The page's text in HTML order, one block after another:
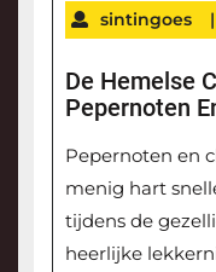
sintingoes |
De Hemelse
Pepernoten
Pepernoten en
menig hart
tijdens de
heerlijke